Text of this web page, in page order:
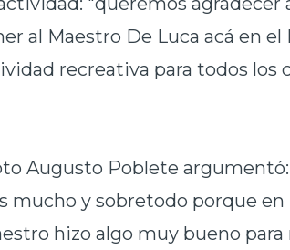
al Maestro De Luca acá en
recreativa para todos los
Augusto Poblete
mucho y sobretodo porque en
hizo algo muy bueno para